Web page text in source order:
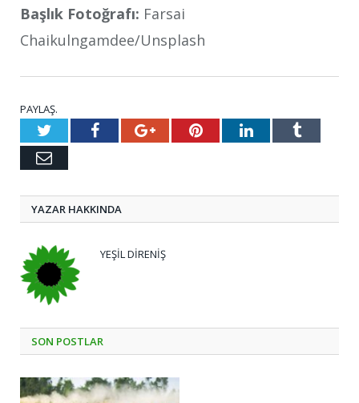
Başlık Fotoğrafı: Farsai
Chaikulngamdee/Unsplash
PAYLAŞ.
TwitterFacebookGoogle+PinterestLinkedInTumblr
E-
YAZAR HAKKINDA
YEŞIL DIRENIŞ
SON POSTLAR